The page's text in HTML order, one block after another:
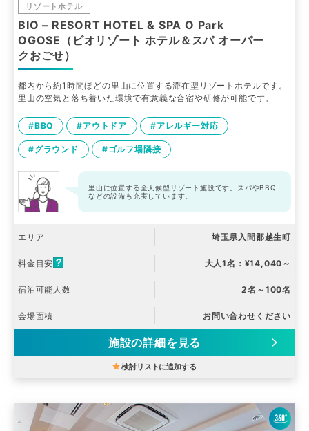
リゾートホテル
BIO – RESORT HOTEL & SPA O Park
OGOSE（ビオリゾート ホテル＆スパ オーパー
クおごせ）
都内から約1時間ほどの里山に位置する滞在型リゾートホテルです。
里山の空気と落ち着いた環境で有意義な合宿や研修が可能です。
#BBQ #アウトドア #アレルギー対応
#グラウンド #ゴルフ場隣接
里山に位置する全天候型リゾート施設です。スパやBBQ
などの設備も充実しています。
エリア 埼玉県入間郡越生町
料金目安 大人1名：¥14,040～
宿泊可能人数 2名～100名
会場面積 お問い合わせください
施設の詳細を見る
検討リストに追加する